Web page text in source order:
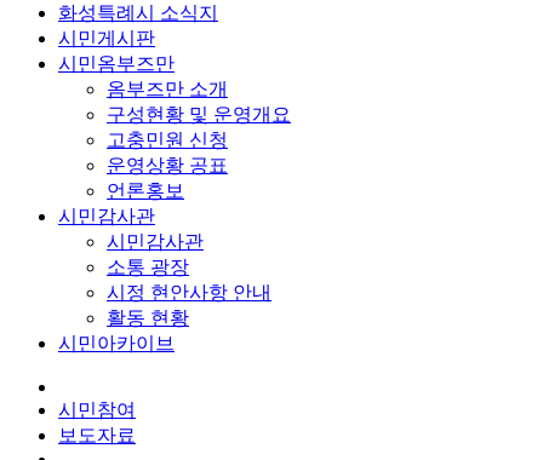
화성특례시 소식지
시민게시판
시민옴부즈만
옴부즈만 소개
구성현황 및 운영개요
고충민원 신청
운영상황 공표
언론홍보
시민감사관
시민감사관
소통 광장
시정 현안사항 안내
활동 현황
시민아카이브
시민참여
보도자료